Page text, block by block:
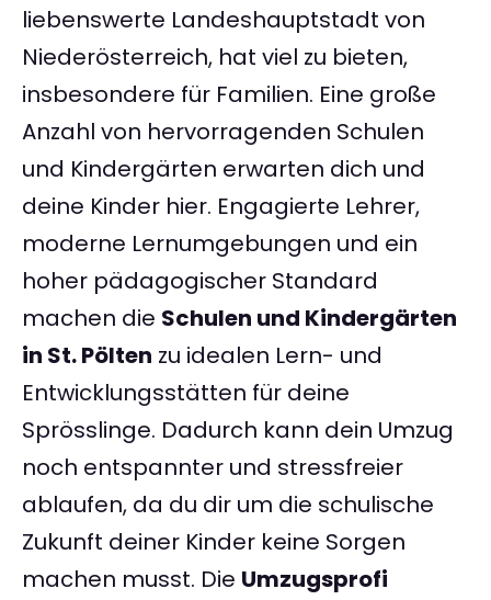
liebenswerte Landeshauptstadt von
Niederösterreich, hat viel zu bieten,
insbesondere für Familien. Eine große
Anzahl von hervorragenden Schulen
und Kindergärten erwarten dich und
deine Kinder hier. Engagierte Lehrer,
moderne Lernumgebungen und ein
hoher pädagogischer Standard
machen die Schulen und Kindergärten
in St. Pölten zu idealen Lern- und
Entwicklungsstätten für deine
Sprösslinge. Dadurch kann dein Umzug
noch entspannter und stressfreier
ablaufen, da du dir um die schulische
Zukunft deiner Kinder keine Sorgen
machen musst. Die Umzugsprofi